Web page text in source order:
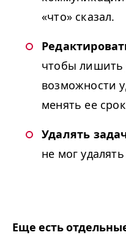
«что» сказал.
чтобы лишить
возможности
менять ее
Удалять
не мог
Еще есть